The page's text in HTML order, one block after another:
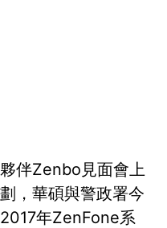
伴Zenbo見面會上
，華碩與警政署今
年ZenFone系